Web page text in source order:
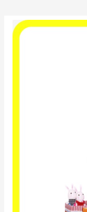
quantité
de